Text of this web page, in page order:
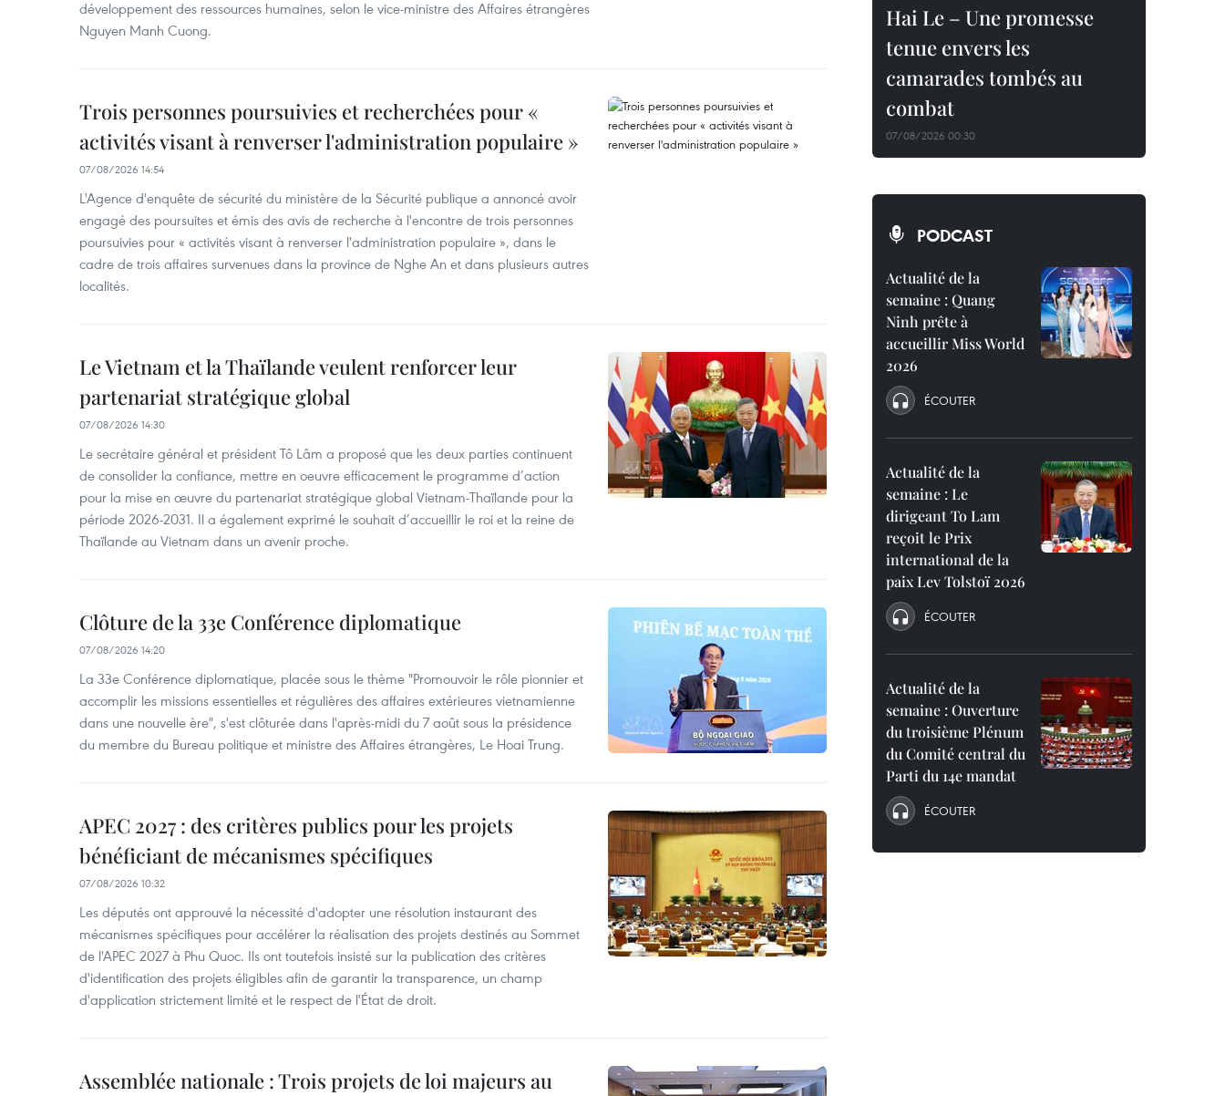
développement des ressources humaines, selon le vice-ministre des Affaires étrangères
Nguyen Manh Cuong.
Trois personnes poursuivies et recherchées pour «
activités visant à renverser l'administration populaire »
07/08/2026 14:54
L'Agence d'enquête de sécurité du ministère de la Sécurité publique a annoncé avoir
engagé des poursuites et émis des avis de recherche à l'encontre de trois personnes
poursuivies pour « activités visant à renverser l'administration populaire », dans le
cadre de trois affaires survenues dans la province de Nghe An et dans plusieurs autres
localités.
Le Vietnam et la Thaïlande veulent renforcer leur
partenariat stratégique global
07/08/2026 14:30
Le secrétaire général et président Tô Lâm a proposé que les deux parties continuent
de consolider la confiance, mettre en oeuvre efficacement le programme d’action
pour la mise en œuvre du partenariat stratégique global Vietnam-Thaïlande pour la
période 2026-2031. Il a également exprimé le souhait d’accueillir le roi et la reine de
Thaïlande au Vietnam dans un avenir proche.
Clôture de la 33e Conférence diplomatique
07/08/2026 14:20
La 33e Conférence diplomatique, placée sous le thème "Promouvoir le rôle pionnier et
accomplir les missions essentielles et régulières des affaires extérieures vietnamienne
dans une nouvelle ère", s'est clôturée dans l'après-midi du 7 août sous la présidence
du membre du Bureau politique et ministre des Affaires étrangères, Le Hoai Trung.
APEC 2027 : des critères publics pour les projets
bénéficiant de mécanismes spécifiques
07/08/2026 10:32
Les députés ont approuvé la nécessité d'adopter une résolution instaurant des
mécanismes spécifiques pour accélérer la réalisation des projets destinés au Sommet
de l'APEC 2027 à Phu Quoc. Ils ont toutefois insisté sur la publication des critères
d'identification des projets éligibles afin de garantir la transparence, un champ
d'application strictement limité et le respect de l'État de droit.
Assemblée nationale : Trois projets de loi majeurs au
Hai Le – Une promesse
tenue envers les
camarades tombés au
combat
07/08/2026 00:30
PODCAST
Actualité de la
semaine : Quang
Ninh prête à
accueillir Miss World
2026
ÉCOUTER
Actualité de la
semaine : Le
dirigeant To Lam
reçoit le Prix
international de la
paix Lev Tolstoï 2026
ÉCOUTER
Actualité de la
semaine : Ouverture
du troisième Plénum
du Comité central du
Parti du 14e mandat
ÉCOUTER